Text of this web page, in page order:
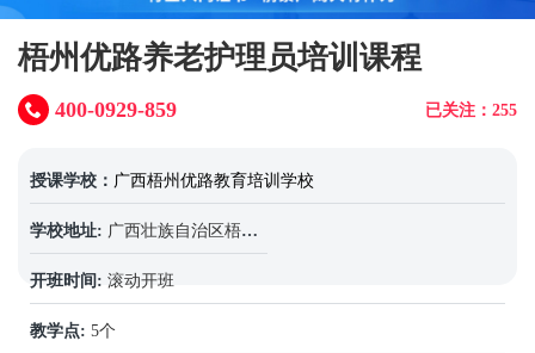
梧州优路养老护理员培训课程
已关注：255
400-0929-859
授课学校： 广西梧州优路教育培训学校
学校地址: 广西壮族自治区梧州市长洲区西堤三路国龙财富中心2301室
开班时间: 滚动开班
教学点: 5个